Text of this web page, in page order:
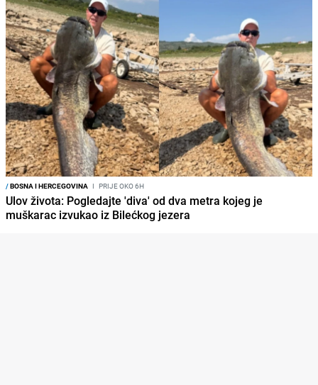
/BOSNA I HERCEGOVINA I PRIJE OKO 6H
Ulov života: Pogledajte 'diva' od dva metra kojeg je
muškarac izvukao iz Bilećkog jezera